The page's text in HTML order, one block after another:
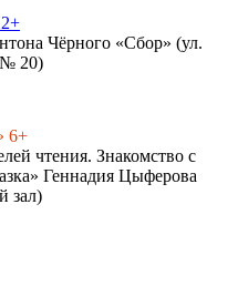
Чёрного «Сбор» (ул.
№ 20)
6+
чтения. Знакомство с
Геннадия Цыферова
зал)